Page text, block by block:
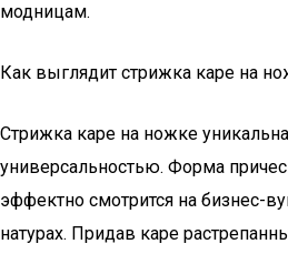
модницам.
Как выглядит стрижка каре на
Стрижка каре на ножке
универсальностью. Форма
эффектно смотрится на бизнес-
натурах. Придав каре